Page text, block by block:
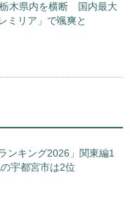
木県内を横断 国内最大
ミリア」で颯爽と
ンキング2026」関東編1
宇都宮市は2位